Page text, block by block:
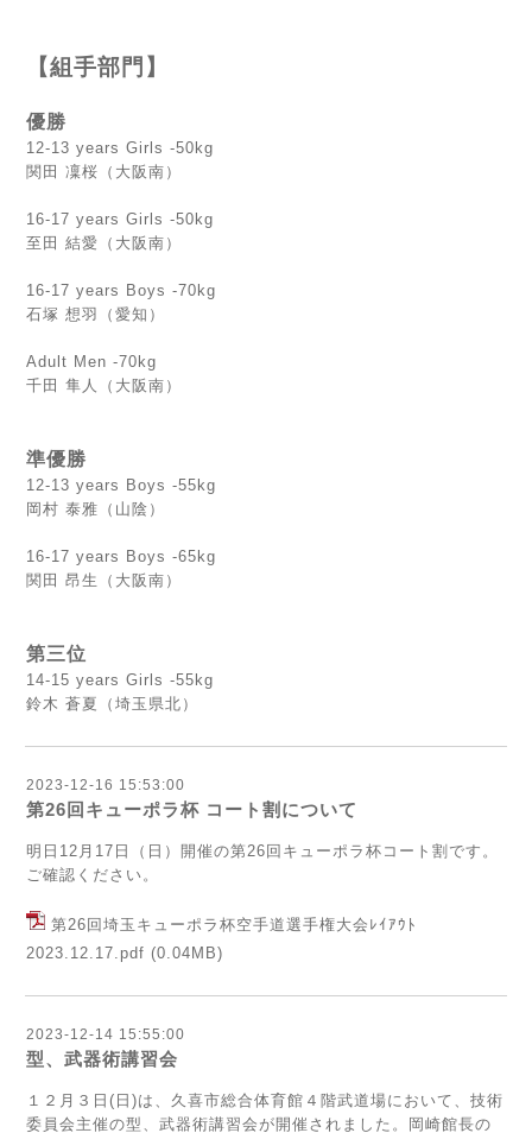
【組手部門】
優勝
12-13 years Girls -50kg
関田 凜桜（大阪南）
16-17 years Girls -50kg
至田 結愛（大阪南）
16-17 years Boys -70kg
石塚 想羽（愛知）
Adult Men -70kg
千田 隼人（大阪南）
準優勝
12-13 years Boys -55kg
岡村 泰雅（山陰）
16-17 years Boys -65kg
関田 昂生（大阪南）
第三位
14-15 years Girls -55kg
鈴木 蒼夏（埼玉県北）
2023-12-16 15:53:00
第26回キューポラ杯 コート割について
明日12月17日（日）開催の第26回キューポラ杯コート割です。
ご確認ください。
第26回埼玉キューポラ杯空手道選手権大会ﾚｲｱｳﾄ
2023.12.17.pdf (0.04MB)
2023-12-14 15:55:00
型、武器術講習会
１２月３日(日)は、久喜市総合体育館４階武道場において、技術
委員会主催の型、武器術講習会が開催されました。岡崎館長の